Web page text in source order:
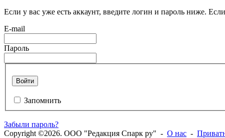
Если у вас уже есть аккаунт, введите логин и пароль ниже.
E-mail
Пароль
Войти
Запомнить
Забыли пароль?
Copyright ©2026. ООО "Редакция Спарк ру" - О нас -